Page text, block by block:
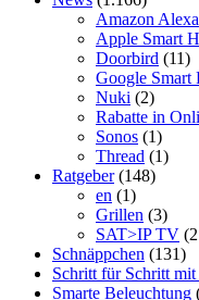
Amazon Alexa
Apple Smart
Doorbird (11)
Google Smart
Nuki (2)
Rabatte in
Sonos (1)
Thread (1)
Ratgeber(148)
en (1)
Grillen (3)
SAT>IP TV
Schnäppchen (131)
Schritt für Schritt
Smarte Beleuchtung